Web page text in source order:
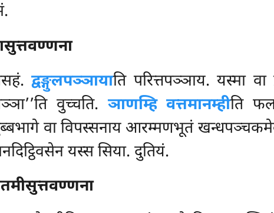
द्वङ्गुलपञ्ञायाति परित्तपञ्ञाय. यस्मा वा
वुच्चति. ञाणम्हि वत्तमानम्हीति
वा विपस्सनाय आरम्मणभूतं
यस्स सिया. दुतियं.